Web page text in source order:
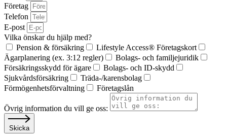
Företag
Telefon
E-post
Vilka önskar du hjälp med?
Pension & försäkring
Lifestyle Access® Företagskort
Ägarplanering (ex. 3:12 regler)
Bolags- och familjejuridik
Försäkringsskydd för ägare
Bolags- och ID-skydd
Sjukvårdsförsäkring
Träda-/karensbolag
Förmögenhetsförvaltning
Företagslån
Övrig information du vill ge oss:
Skicka